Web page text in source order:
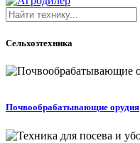
Сельхозтехника
Почвообрабатывающие орудия